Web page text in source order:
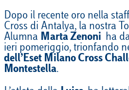
Dopo il recente oro nella
Cross di Antalya, la nostra
Alumna Marta Zenoni ha
ieri pomeriggio, trionfando
dell’Eset Milano Cross
Montestella.